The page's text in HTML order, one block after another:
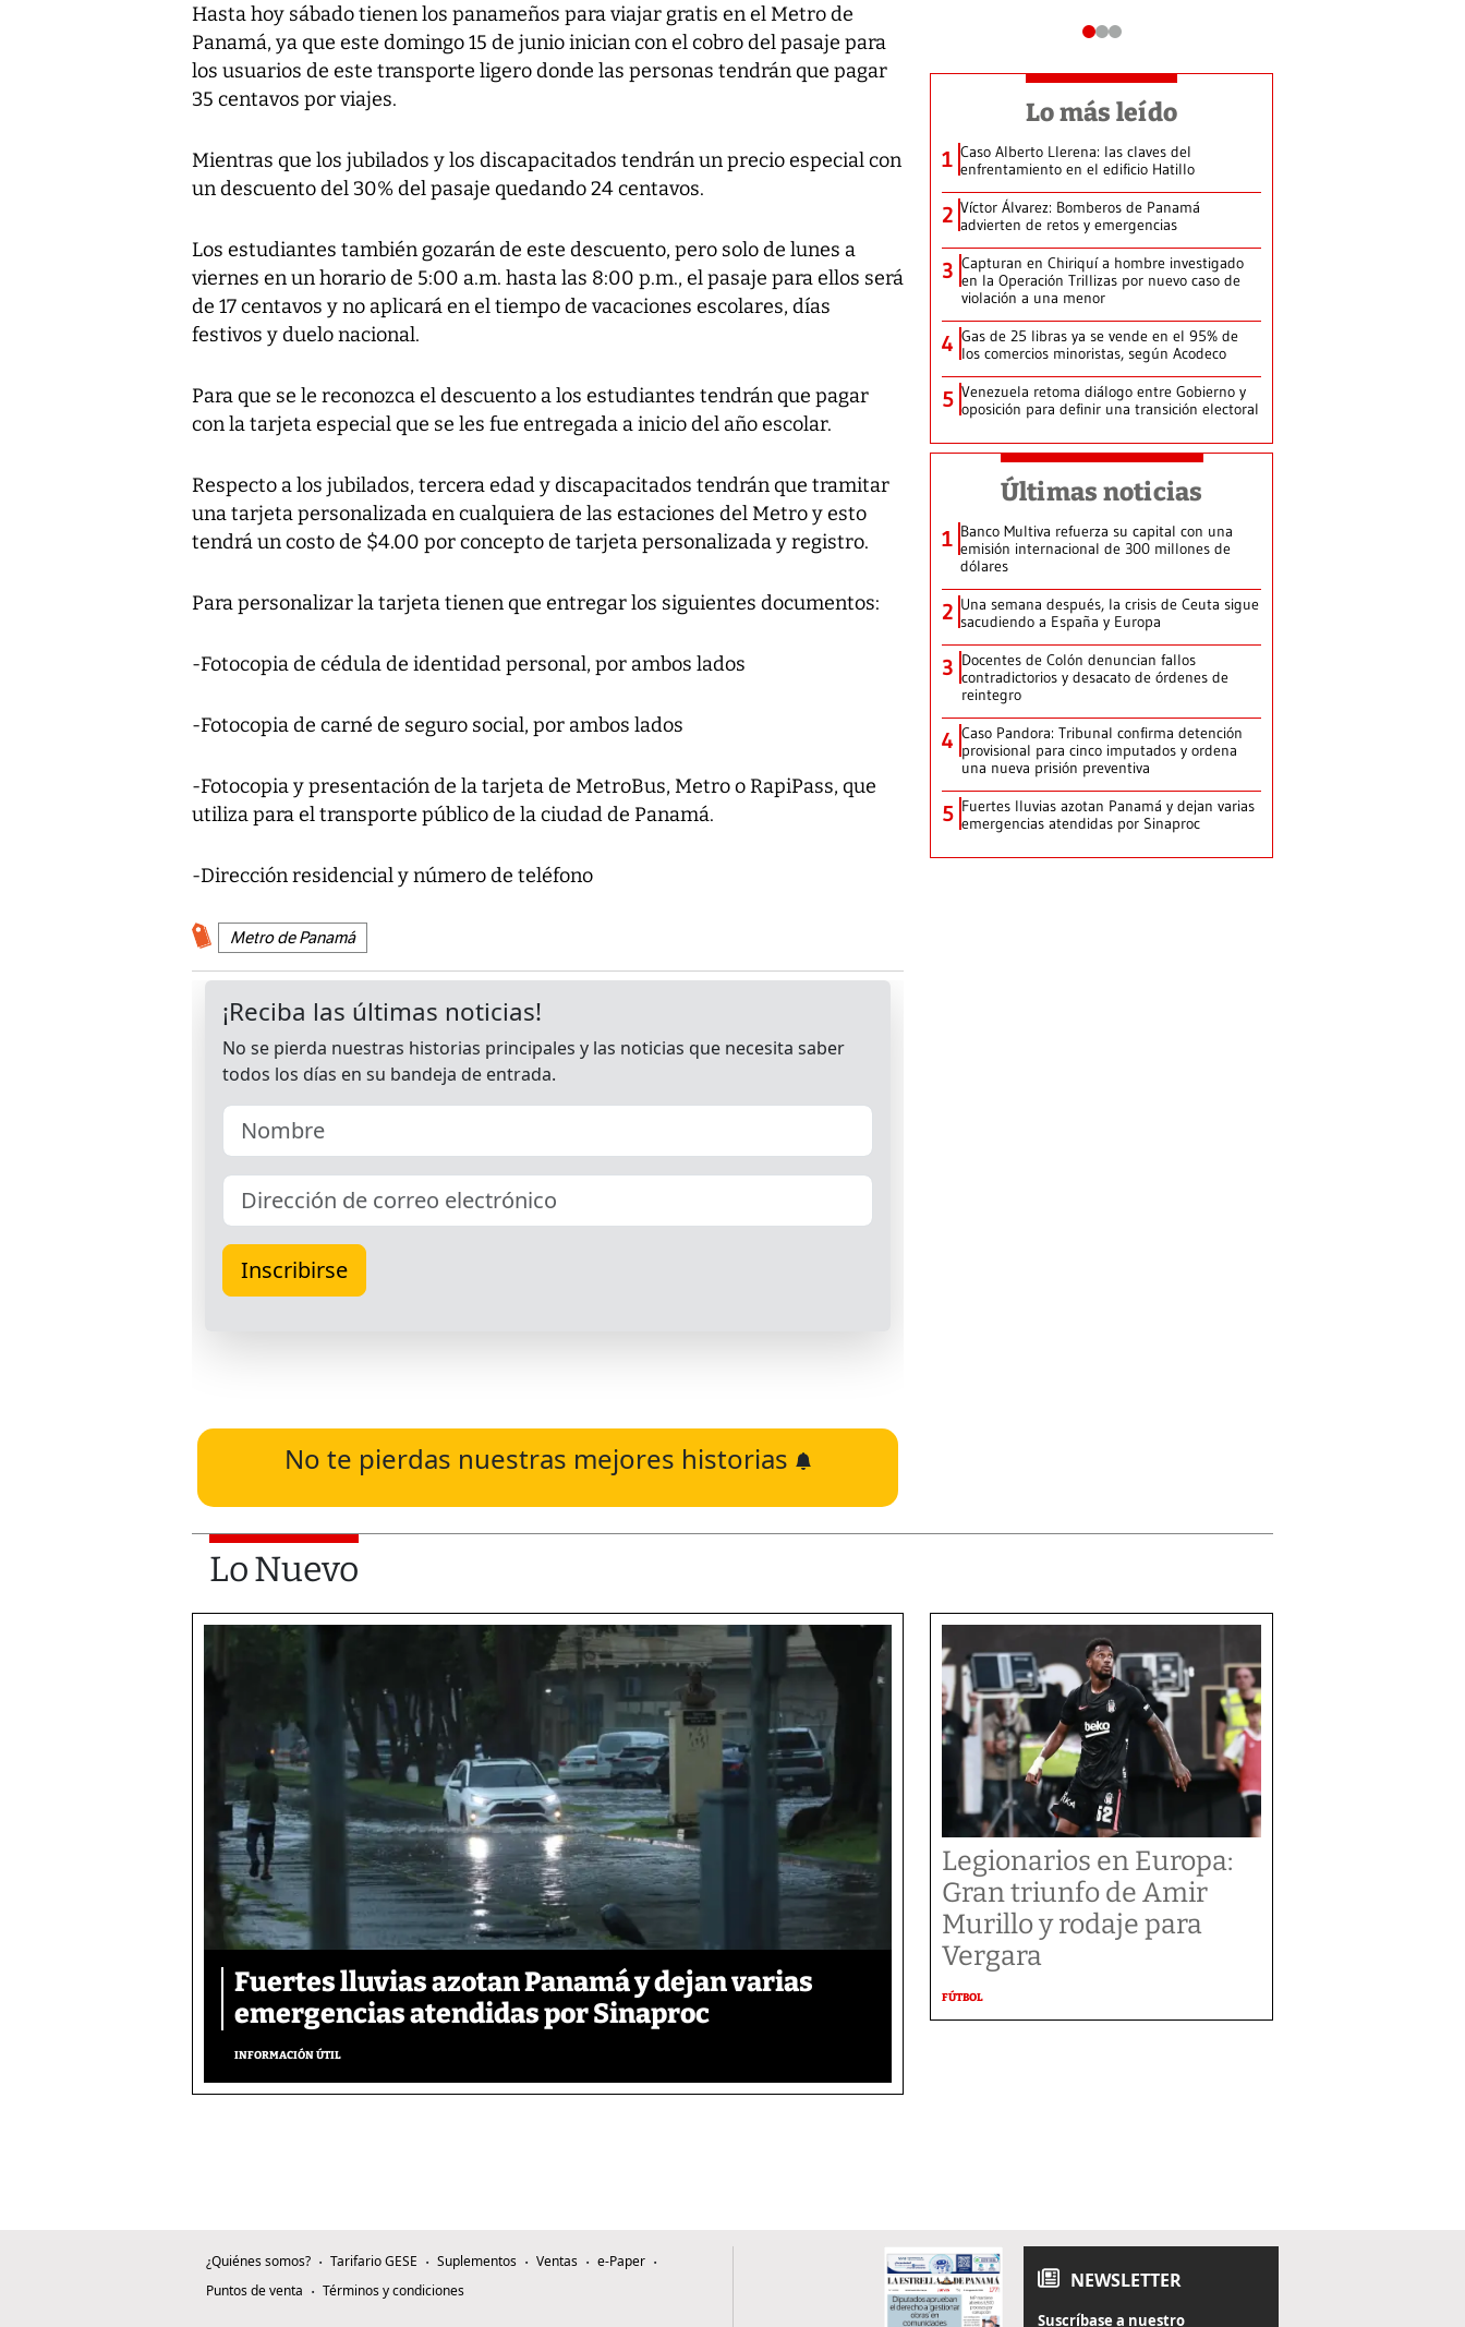
Hasta hoy sábado tienen los panameños para viajar gratis en el Metro de
Panamá, ya que este domingo 15 de junio inician con el cobro del pasaje para
los usuarios de este transporte ligero donde las personas tendrán que pagar
35 centavos por viajes.
Mientras que los jubilados y los discapacitados tendrán un precio especial con
un descuento del 30% del pasaje quedando 24 centavos.
Los estudiantes también gozarán de este descuento, pero solo de lunes a
viernes en un horario de 5:00 a.m. hasta las 8:00 p.m., el pasaje para ellos será
de 17 centavos y no aplicará en el tiempo de vacaciones escolares, días
festivos y duelo nacional.
Para que se le reconozca el descuento a los estudiantes tendrán que pagar
con la tarjeta especial que se les fue entregada a inicio del año escolar.
Respecto a los jubilados, tercera edad y discapacitados tendrán que tramitar
una tarjeta personalizada en cualquiera de las estaciones del Metro y esto
tendrá un costo de $4.00 por concepto de tarjeta personalizada y registro.
Para personalizar la tarjeta tienen que entregar los siguientes documentos:
-Fotocopia de cédula de identidad personal, por ambos lados
-Fotocopia de carné de seguro social, por ambos lados
-Fotocopia y presentación de la tarjeta de MetroBus, Metro o RapiPass, que
utiliza para el transporte público de la ciudad de Panamá.
-Dirección residencial y número de teléfono
Metro de Panamá
No te pierdas nuestras mejores historias
Lo más leído
1 Caso Alberto Llerena: las claves del
enfrentamiento en el edificio Hatillo
2 Víctor Álvarez: Bomberos de Panamá
advierten de retos y emergencias
3 Capturan en Chiriquí a hombre investigado
en la Operación Trillizas por nuevo caso de
violación a una menor
4 Gas de 25 libras ya se vende en el 95% de
los comercios minoristas, según Acodeco
5 Venezuela retoma diálogo entre Gobierno y
oposición para definir una transición electoral
Últimas noticias
1 Banco Multiva refuerza su capital con una
emisión internacional de 300 millones de
dólares
2 Una semana después, la crisis de Ceuta sigue
sacudiendo a España y Europa
3 Docentes de Colón denuncian fallos
contradictorios y desacato de órdenes de
reintegro
4 Caso Pandora: Tribunal confirma detención
provisional para cinco imputados y ordena
una nueva prisión preventiva
5 Fuertes lluvias azotan Panamá y dejan varias
emergencias atendidas por Sinaproc
Lo Nuevo
Fuertes lluvias azotan Panamá y dejan varias
emergencias atendidas por Sinaproc
INFORMACIÓN ÚTIL
Legionarios en Europa:
Gran triunfo de Amir
Murillo y rodaje para
Vergara
FÚTBOL
¿Quiénes somos? Tarifario GESE Suplementos Ventas
e-Paper
Puntos de venta
Términos y condiciones NEWSLETTER
Suscríbase a nuestro